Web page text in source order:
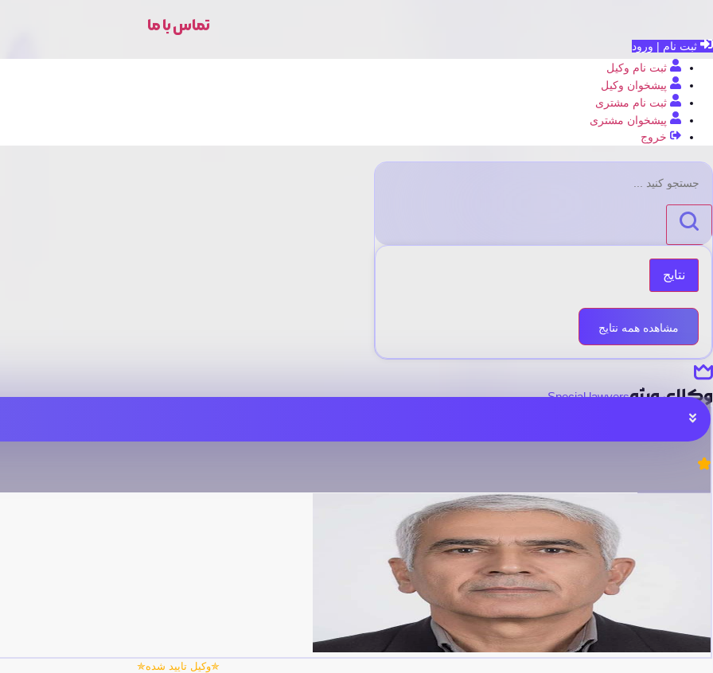
تماس با ما
ثبت نام | ورود
ثبت نام وکیل
پیشخوان وکیل
ثبت نام مشتری
پیشخوان مشتری
خروج
جستجو
نتایج
مشاهده همه نتایج
وکلای ویژهSpecial lawyers
✯وکیل تایید شده✯